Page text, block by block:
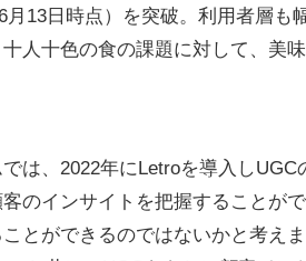
月13日時点）を突破。利用者層
人十色の食の課題に対して、美
は、2022年にLetroを導入し
のインサイトを把握することが
とができるのではないかと考え